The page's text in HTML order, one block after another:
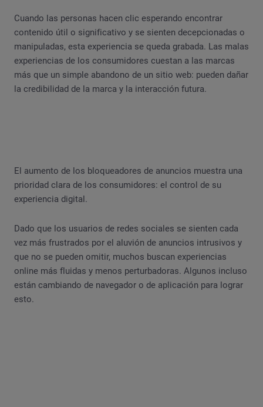
Cuando las personas hacen clic esperando encontrar
contenido útil o significativo y se sienten decepcionadas o
manipuladas, esta experiencia se queda grabada. Las malas
experiencias de los consumidores cuestan a las marcas
más que un simple abandono de un sitio web: pueden dañar
la credibilidad de la marca y la interacción futura.
El aumento de los bloqueadores de anuncios muestra una
prioridad clara de los consumidores: el control de su
experiencia digital.
Dado que los usuarios de redes sociales se sienten cada
vez más frustrados por el aluvión de anuncios intrusivos y
que no se pueden omitir, muchos buscan experiencias
online más fluidas y menos perturbadoras. Algunos incluso
están cambiando de navegador o de aplicación para lograr
esto.